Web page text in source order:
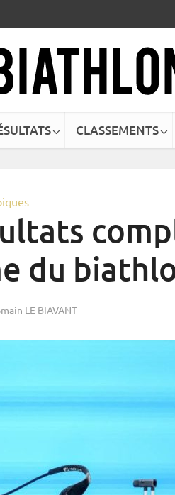
CLASSEMENTS
du
LE BIAVANT